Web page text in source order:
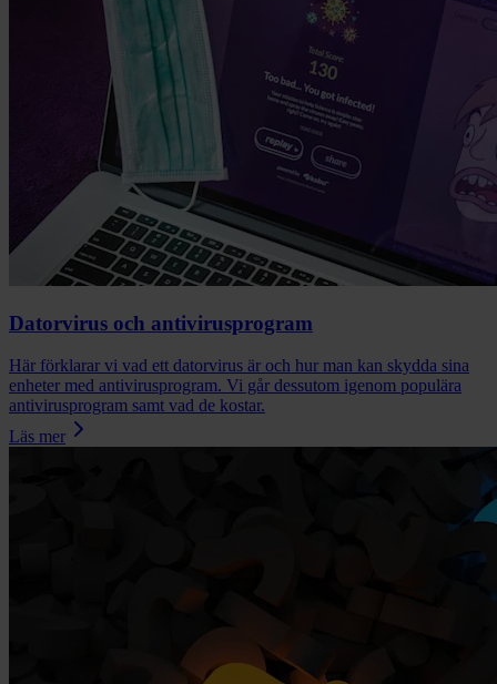
Datorvirus och antivirusprogram
Här förklarar vi vad ett datorvirus är och hur man kan skydda sina
enheter med antivirusprogram. Vi går dessutom igenom populära
antivirusprogram samt vad de kostar.
Läs mer